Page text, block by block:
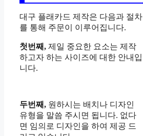
대구 플래카드 제작은 다음과 절차
를 통해 주문이 이루어집니다.
첫번째, 제일 중요한 요소는 제작
하고자 하는 사이즈에 대한 안내입
니다.
두번째, 원하시는 배치나 디자인
유형을 말씀 주시면 됩니다. 없다
면 임의로 디자인을 하여 제공 드